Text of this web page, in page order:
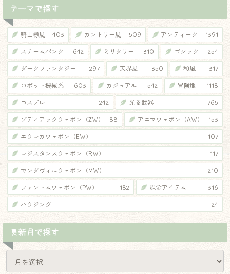
テーマで探す
騎士様風 403 カントリー風 509 アンティーク 1391
スチームパンク 642 ミリタリー 310 ゴシック 254
ダークファンタジー 297 天界風 350 和風 317
ロボット機械系 603 カジュアル 542 冒険服 1118
コスプレ 242 光る武器 765
ゾディアックウェポン（ZW） 88 アニマウェポン（AW） 153
エウレカウェポン（EW） 107
レジスタンスウェポン（RW） 117
マンダヴィルウェポン（MW） 210
ファントムウェポン（PW） 182 課金アイテム 316
ハウジング 24
更新月で探す